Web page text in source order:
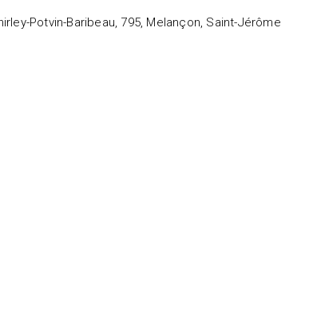
Potvin-Baribeau, 795, Melançon, Saint-Jérôme